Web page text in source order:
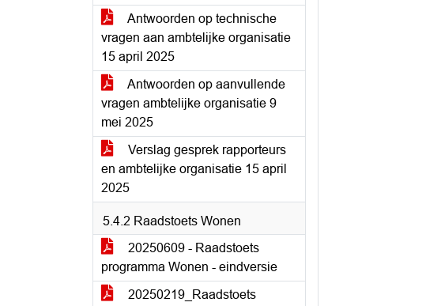
Antwoorden op technische
vragen aan ambtelijke organisatie
15 april 2025
Antwoorden op aanvullende
vragen ambtelijke organisatie 9
mei 2025
Verslag gesprek rapporteurs
en ambtelijke organisatie 15 april
2025
5.4.2 Raadstoets Wonen
20250609 - Raadstoets
programma Wonen - eindversie
20250219_Raadstoets